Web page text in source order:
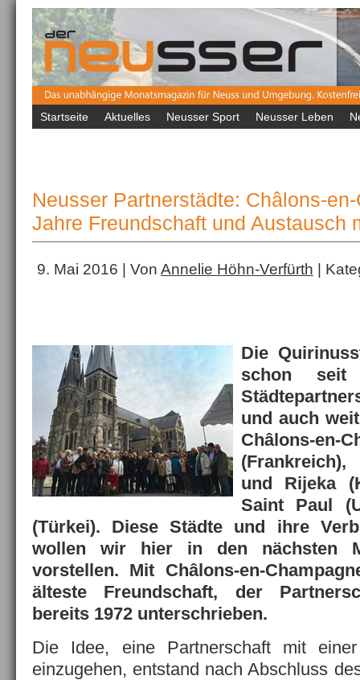
Startseite Aktuelles Neusser Sport Neusser Leben
Neusser Partnerstädte: Châlons-
Jahre Freundschaft und Austausch
9. Mai 2016 | Von Annelie Höhn-Verfürth |
Die
schon seit
und auch
Châlons-en-
und Rijeka
Saint Paul
(Türkei). Diese Städte und ihre
wollen wir hier in den nächsten
vorstellen. Mit Châlons-en-
älteste Freundschaft, der
bereits 1972 unterschrieben.
Die Idee, eine Partnerschaft mit
einzugehen, entstand nach Abschluss